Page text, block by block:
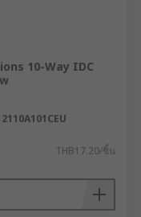
10-Way IDC
THB17.20/ชิ้น